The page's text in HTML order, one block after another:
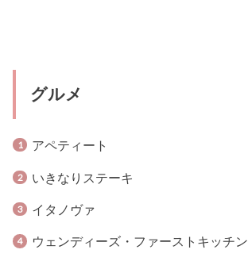
グルメ
アペティート
いきなりステーキ
イタノヴァ
ウェンディーズ・ファーストキッチン